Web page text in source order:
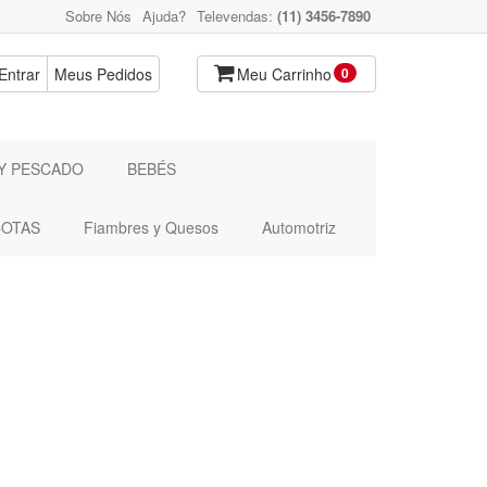
Sobre Nós Ajuda? Televendas: (11) 3456-7890
Meus Pedidos Meu Carrinho 0
PESCADO BEBÉS
Fiambres y Quesos Automotriz